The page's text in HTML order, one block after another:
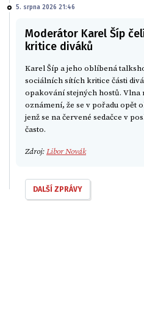
5. srpna 2026 21:46
Moderátor Karel Šíp
kritice diváků
Karel Šíp a jeho oblíbená
sociálních sítích kritice části
opakování stejných hostů. Vlna
oznámení, že se v pořadu opět
jenž se na červené sedačce v
často.
Zdroj:Libor Novák
DALŠÍ ZPRÁVY